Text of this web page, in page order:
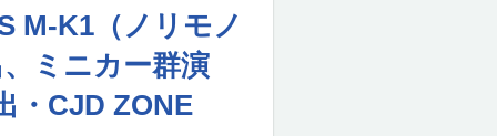
M-K1（ノリモノ
ミニカー群演
・CJD ZONE